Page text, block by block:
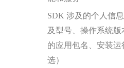
SDK 涉及的个人信
及型号、操作系统版
的应用包名、安装运
选）